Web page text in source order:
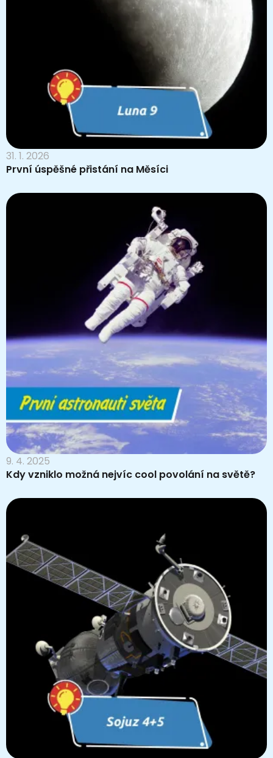
31. 1. 2026
První úspěšné přistání na Měsíci
9. 4. 2025
Kdy vzniklo možná nejvíc cool povolání na světě?